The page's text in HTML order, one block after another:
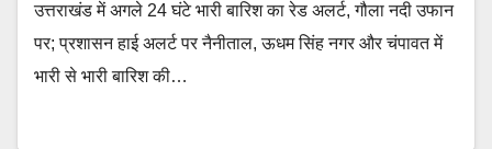
उत्तराखंड में अगले 24 घंटे भारी बारिश का रेड अलर्ट, गौला नदी उफान
पर; प्रशासन हाई अलर्ट पर नैनीताल, ऊधम सिंह नगर और चंपावत में
भारी से भारी बारिश की…